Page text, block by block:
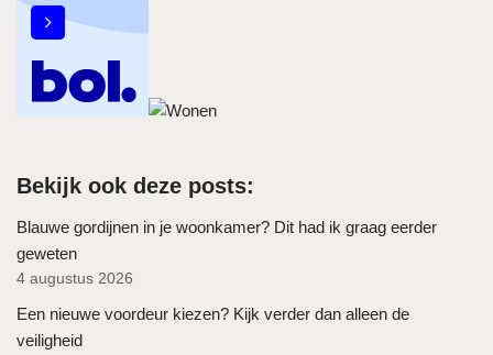
Bekijk ook deze posts:
Blauwe gordijnen in je woonkamer? Dit had ik graag eerder
geweten
4 augustus 2026
Een nieuwe voordeur kiezen? Kijk verder dan alleen de
veiligheid